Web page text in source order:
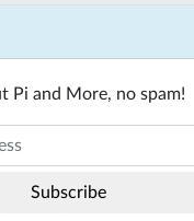
Pi and More, no spam!